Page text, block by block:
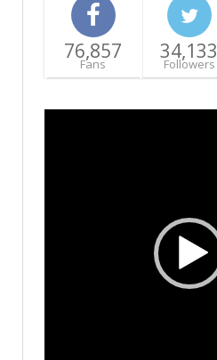
76,857
Fans
34,133
Followers